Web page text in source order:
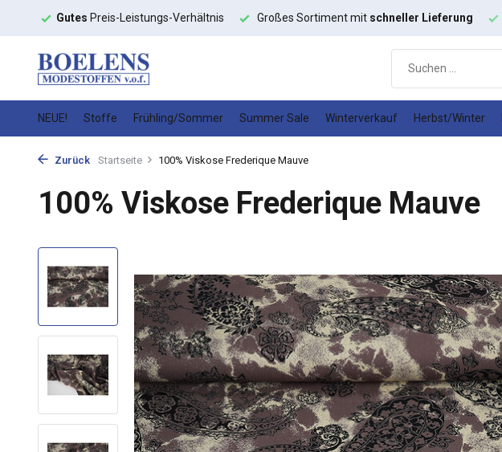
Gutes Preis-Leistungs-Verhältnis Großes Sortiment mit schneller Lieferung
NEUE! Stoffe Frühling/Sommer Summer Sale Winterverkauf Herbst/Winter
Zurück Startseite 100% Viskose Frederique Mauve
100% Viskose Frederique Mauve